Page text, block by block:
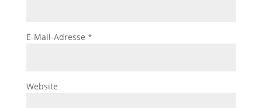
E-Mail-Adresse *
Website